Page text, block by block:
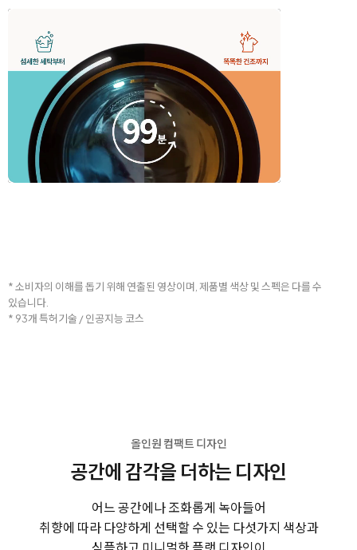
* 소비자의 이해를 돕기 위해 연출된 영상이며, 제품별 색상 및 스펙은 다를 수
있습니다.
* 93개 특허기술 / 인공지능 코스
올인원 컴팩트 디자인
공간에 감각을 더하는 디자인
어느 공간에나 조화롭게 녹아들어
취향에 따라 다양하게 선택할 수 있는 다섯가지 색상과